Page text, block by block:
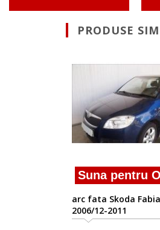
PRODUSE
Suna pentru
arc fata Skoda Fabia 2
2006/12-2011